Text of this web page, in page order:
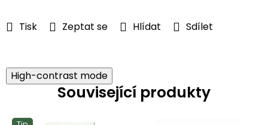
Tisk Zeptat se Hlídat Sdílet
High-contrast mode
Související produkty